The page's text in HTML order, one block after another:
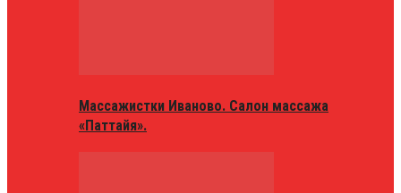
Массажистки Иваново. Салон массажа
«Паттайя».